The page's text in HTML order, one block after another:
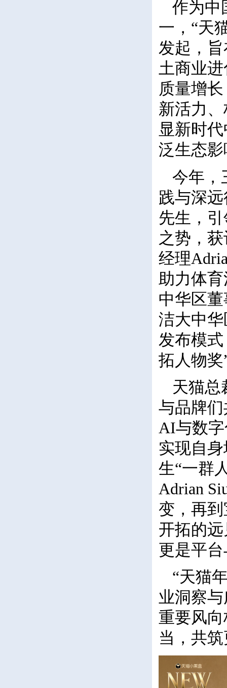
作为中
一，“天
发起，
土商业
质量增
新活力
显新时
泛生态
今年，
践与深
先生，
之势，
经理
助力体
中华区
洁大中
发布模
拓人物奖
天猫总
与品牌
AI与数
实现自
生“一群
Adrian
变，再到
开拓的
更是平
“天猫
业洞察
重要风
当，共